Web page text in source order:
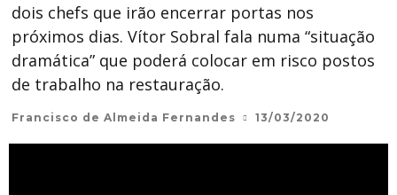
dois chefs que irão encerrar portas nos
próximos dias. Vítor Sobral fala numa “situação
dramática” que poderá colocar em risco postos
de trabalho na restauração.
Francisco de Almeida Fernandes 13/03/2020